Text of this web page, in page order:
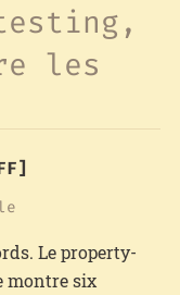
les
Le property-
montre six